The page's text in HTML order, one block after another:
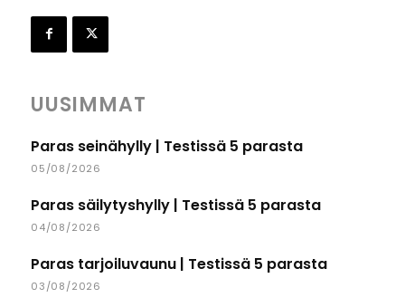
UUSIMMAT
Paras seinähylly | Testissä 5 parasta
05/08/2026
Paras säilytyshylly | Testissä 5 parasta
04/08/2026
Paras tarjoiluvaunu | Testissä 5 parasta
03/08/2026